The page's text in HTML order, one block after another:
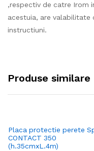
,respectiv de catre Irom
acestuia, are
instructiuni.
Produse similare
Placa protectie perete
CONTACT 350
(h.35cmxL.4m)